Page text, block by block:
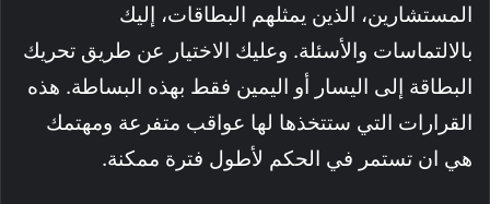
المستشارين، الذين يمثلهم البطاقات، إليك
بالالتماسات والأسئلة. وعليك الاختيار عن طريق تحريك
البطاقة إلى اليسار أو اليمين فقط بهذه البساطة. هذه
القرارات التي ستتخذها لها عواقب متفرعة ومهتمك
هي ان تستمر في الحكم لأطول فترة ممكنة.